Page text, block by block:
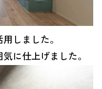
しました。
に仕上げました。